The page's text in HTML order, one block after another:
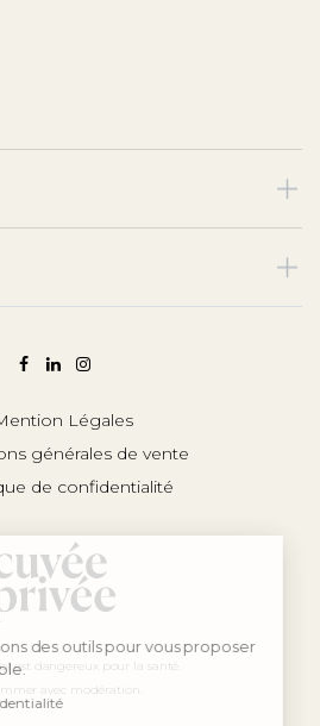
Légales
générales de vente
de confidentialité
est dangereux pour la santé.
avec modération.
des outils pour vous proposer